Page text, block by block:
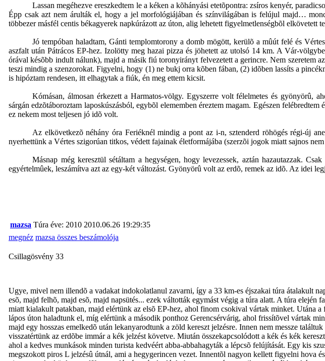
Lassan megéhezve ereszkedtem le a kéken a kõhányási etetõpontra: zsíros kenyér,
Épp csak azt nem árulták el, hogy a jel morfológiájában és színvilágában is felújul majd…
többezer másfél centis békagyerek napkúrázott az úton, alig lehetett figyelmetlenségbõl
Jó tempóban haladtam, Gánti templomtorony a domb mögött, kerülõ a mûút felé és
aszfalt után Pátrácos EP-hez. Izolötty meg hazai pizza és jöhetett az utolsó 14 km. A Vár-
órával késõbb indult nálunk), majd a másik fiú toronyirányt felvezetett a gerincre. Nem
teszi mindig a szenzorokat. Figyelni, hogy (1) ne bukj orra kõben fában, (2) idõben lassíts a
is hipóztam rendesen, itt elhagytak a fiúk, én meg ettem kicsit.
Kómásan, álmosan érkezett a Harmatos-völgy. Egyszerre volt félelmetes és gyönyörû,
sárgán edzõtáboroztam laposkúszásból, egybõl elememben éreztem magam. Egészen
ez nekem most teljesen jó idõ volt.
Az elkövetkezõ néhány óra Feriéknél mindig a pont az i-n, sztenderd röhögés régi-új
nyerhettünk a Vértes szigorúan titkos, védett fajainak életformájába (szerzõi jogok miatt sajnos
Másnap még keresztül sétáltam a hegységen, hogy levezessek, aztán hazautazzak.
egyértelmûek, leszámítva azt az egy-két változást. Gyönyörû volt az erdõ, remek az idõ. Az idei
mazsa Túra éve: 2010 2010.06.26 19:29:35
megnéz mazsa összes beszámolója
Csillagösvény 33
Ugye, mivel nem illendõ a vadakat indokolatlanul zavarni, így a 33 km-es éjszakai túra átalakult
esõ, majd felhõ, majd esõ, majd napsütés... ezek váltották egymást végig a túra alatt. A túra
miatt kialakult patakban, majd elértünk az elsõ EP-hez, ahol finom csokival vártak minket. Utána
lápos úton haladtunk el, míg elértünk a második ponthoz Gerencsérvárig, ahol frissítõvel vártak
majd egy hosszas emelkedõ után lekanyarodtunk a zöld kereszt jelzésre. Innen nem messze
visszatértünk az erdõbe immár a kék jelzést követve. Miután összekapcsolódott a kék és kék
ahol a kedves munkások minden turista kedvéért abba-abbahagyták a lépcsõ felújítását. Egy kis
megszokott piros L jelzésû útnál, ami a hegygerincen vezet. Innentõl nagyon kellett figyelni hova